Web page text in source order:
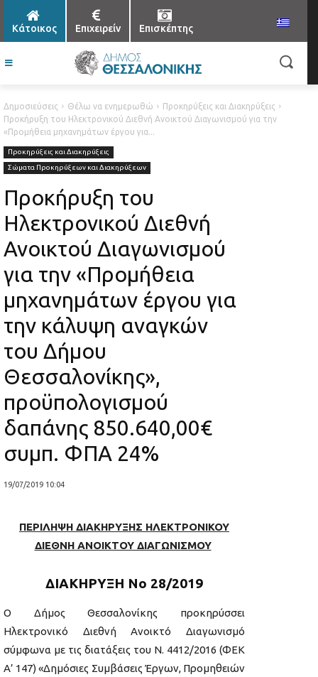
Κάτοικος Επιχειρείν Επισκέπτης
Δημοσιεύσεις Θέλω να ενημερωθώ
Προκηρύξεις και Διακηρύξεις
Προκήρυξη του Ηλεκτρονικού Διεθνή Ανοικτού Διαγωνισμού για την
«Προμήθεια μηχανημάτων έργου για...
Προκηρύξεις και Διακηρύξεις
Σώματα Προκηρύξεων και Διακηρύξεων
Προκήρυξη του
Ηλεκτρονικού Διεθνή
Ανοικτού Διαγωνισμού
για την «Προμήθεια
μηχανημάτων έργου για
την κάλυψη αναγκών
του Δήμου
Θεσσαλονίκης»,
προϋπολογισμού
δαπάνης 850.640,00€
συμπ. ΦΠΑ 24%
19/07/2019 10:04
ΠΕΡΙΛΗΨΗ ΔΙΑΚΗΡΥΞΗΣ ΗΛΕΚΤΡΟΝΙΚΟΥ
ΔΙΕΘΝΗ ΑΝΟΙΚΤΟΥ ΔΙΑΓΩΝΙΣΜΟΥ
ΔΙΑΚΗΡΥΞΗ Νο 28/2019
Ο Δήμος Θεσσαλονίκης προκηρύσσει
Ηλεκτρονικό Διεθνή Ανοικτό Διαγωνισμό
σύμφωνα με τις διατάξεις του Ν. 4412/2016 (ΦΕΚ
Α’ 147) «Δημόσιες Συμβάσεις Έργων, Προμηθειών